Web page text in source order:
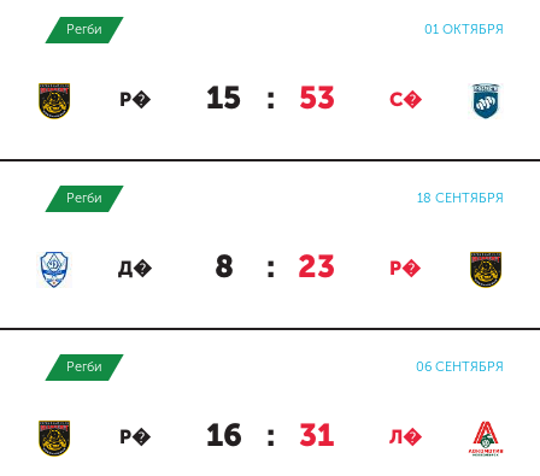
Регби 01 ОКТЯБРЯ
Р� 15 : 53 С�
Регби 18 СЕНТЯБРЯ
Д� 8 : 23 Р�
Регби 06 СЕНТЯБРЯ
Р� 16 : 31 Л�